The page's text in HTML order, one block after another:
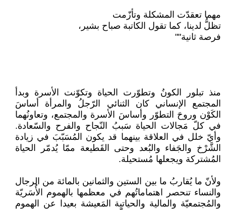
مهما تعقدّت المشكلة وتأزّمت
تظلُّ لدينا، كما تقول الكاتبة صباح بشير،
فرصة ثانية""
منذ تبلور الكونُ وتطوّرت الحياة وتكوّنت الأسرة وبدأ
المجتمع الإنساني كان الثنائي الرّجلُ والمرأة أساسَ
الكَوْن وروحَ التطوّر وأساسَ الأسرة والمجتمع، وتعاونُهما
في كلّ مَجالات الحياة سَببُ النّجاح والفرح والسّعادة.
وأيّ خلل في العلاقة بينهما قد يكون المُسَبّبَ في زيادة
الشَّرْخ والجَفاء والبُعد وحتى القَطيعة ممّا يُدمّر الحياة
المُشتركة ويجعلها مُستحيلة.
ولأنّ ما يُقاربُ ما بين الستين والثمانين بالمائة من الرجال
والنساء تنحصر اهتماماتُهم في معظمها بالهموم الأُسَريّة
والمُجتمعيّة والمالية والحياتية المَعيشة بعيدا عن الهموم